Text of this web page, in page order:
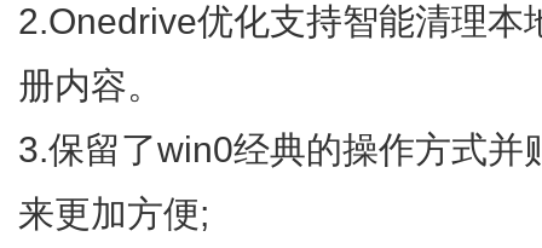
2.Onedrive优化支持智能清理本
册内容。
3.保留了win0经典的操作方式并
来更加方便;